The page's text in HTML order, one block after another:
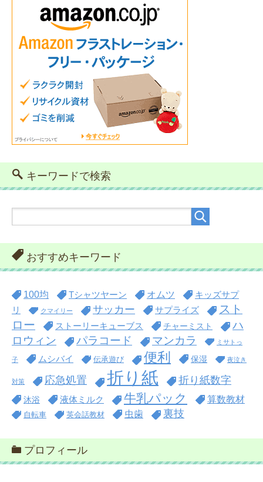
キーワードで検索
おすすめキーワード
100均 Tシャツヤーン オムツ
キッズサプ
リ
クマイリー サッカー サプライズ
スト
ロー
ストーリーキューブス チャーミスト
ハ
ロウィン
パラコード マンカラ ミサトっ
子 ムシバイ 伝承遊び 便利 保湿 夜泣き
対策 応急処置 折り紙 折り紙数字
沐浴 液体ミルク 牛乳パック 算数教材
自転車 英会話教材 虫歯 裏技
プロフィール